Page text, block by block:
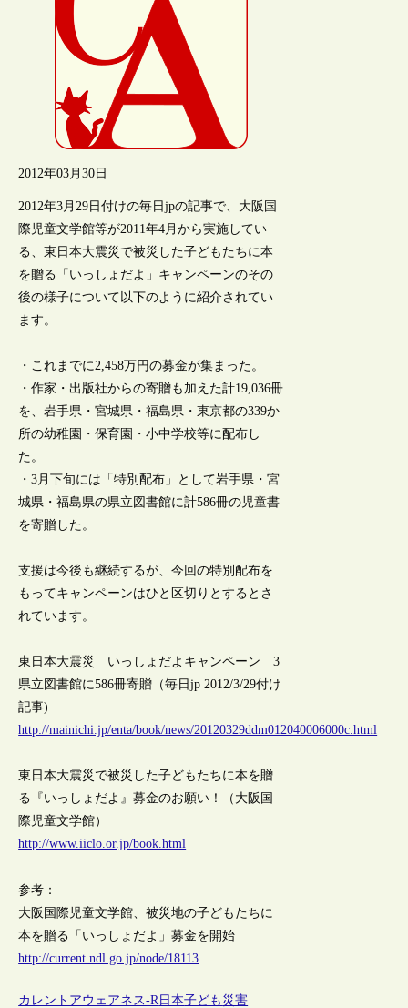
2012年03月30日
2012年3月29日付けの毎日jpの記事で、大阪国
際児童文学館等が2011年4月から実施してい
る、東日本大震災で被災した子どもたちに本
を贈る「いっしょだよ」キャンペーンのその
後の様子について以下のように紹介されてい
ます。
・これまでに2,458万円の募金が集まった。
・作家・出版社からの寄贈も加えた計19,036冊
を、岩手県・宮城県・福島県・東京都の339か
所の幼稚園・保育園・小中学校等に配布し
た。
・3月下旬には「特別配布」として岩手県・宮
城県・福島県の県立図書館に計586冊の児童書
を寄贈した。
支援は今後も継続するが、今回の特別配布を
もってキャンペーンはひと区切りとするとさ
れています。
東日本大震災 いっしょだよキャンペーン 3
県立図書館に586冊寄贈（毎日jp 2012/3/29付け
記事)
http://mainichi.jp/enta/book/news/20120329ddm012040006000c.html
東日本大震災で被災した子どもたちに本を贈
る『いっしょだよ』募金のお願い！（大阪国
際児童文学館）
http://www.iiclo.or.jp/book.html
参考：
大阪国際児童文学館、被災地の子どもたちに
本を贈る「いっしょだよ」募金を開始
http://current.ndl.go.jp/node/18113
カレントアウェアネス-R 日本子ども 災害